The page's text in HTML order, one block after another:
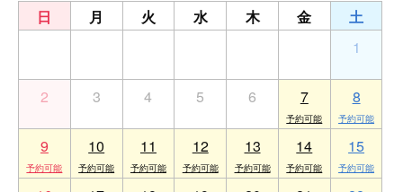
日 月 火 水 木 金
土
1
2 3 4 5 6 7 8
9 10 11 12 13 14 15